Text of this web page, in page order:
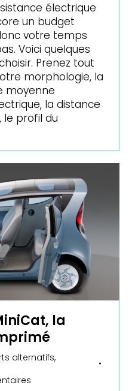
électrique
un budget
votre temps
Voici quelques
Prenez tout
morphologie, la
moyenne
la distance
le profil du
la
alternatifs,